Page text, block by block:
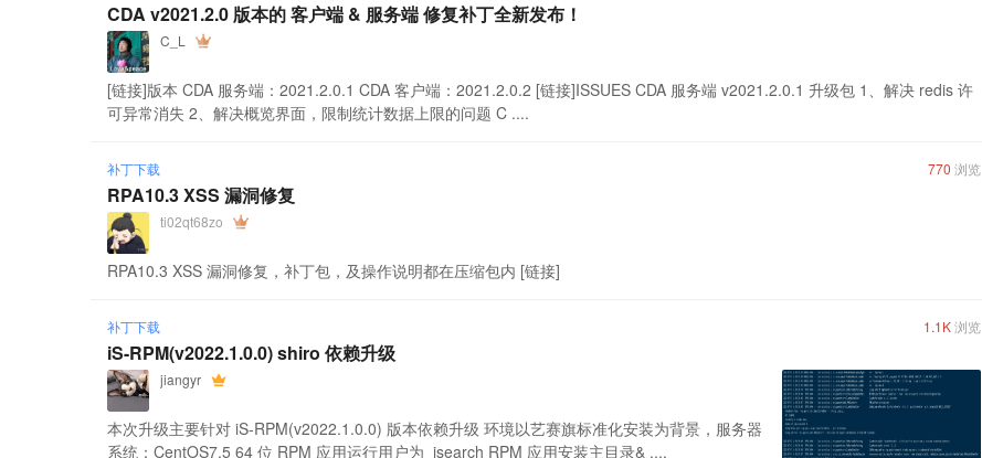
CDA v2021.2.0 版本的 客户端 & 服务端 修复补丁全新发布！
C_L
[链接]版本 CDA 服务端：2021.2.0.1 CDA 客户端：2021.2.0.2 [链接]ISSUES CDA 服务端 v2021.2.0.1 升级包 1、解决 redis 许
可异常消失 2、解决概览界面，限制统计数据上限的问题 C ....
补丁下载 770 浏览
RPA10.3 XSS 漏洞修复
ti02qt68zo
RPA10.3 XSS 漏洞修复，补丁包，及操作说明都在压缩包内 [链接]
补丁下载 1.1K浏览
iS-RPM(v2022.1.0.0) shiro 依赖升级
jiangyr
本次升级主要针对 iS-RPM(v2022.1.0.0) 版本依赖升级 环境以艺赛旗标准化安装为背景，服务器
系统：CentOS7.5 64 位 RPM 应用运行用户为 isearch RPM 应用安装主目录& ....